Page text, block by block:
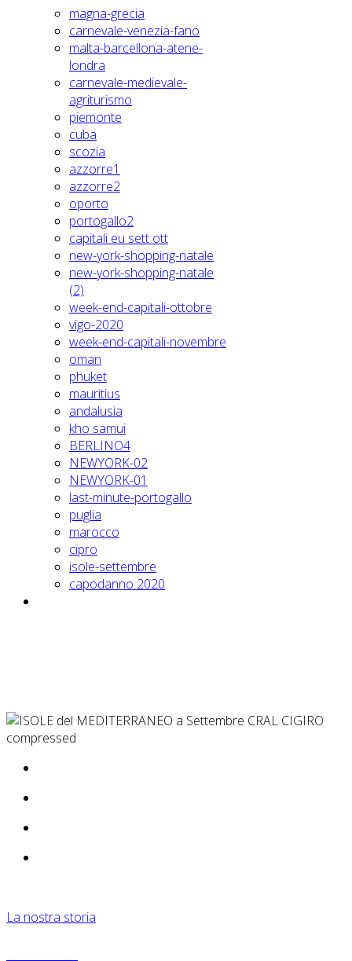
magna-grecia
carnevale-venezia-fano
malta-barcellona-atene-
londra
carnevale-medievale-
agriturismo
piemonte
cuba
scozia
azzorre1
azzorre2
oporto
portogallo2
capitali eu sett ott
new-york-shopping-natale
new-york-shopping-natale
(2)
week-end-capitali-ottobre
vigo-2020
week-end-capitali-novembre
oman
phuket
mauritius
andalusia
kho samui
BERLINO4
NEWYORK-02
NEWYORK-01
last-minute-portogallo
puglia
marocco
cipro
isole-settembre
capodanno 2020
La nostra storia